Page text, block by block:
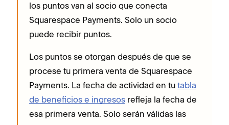
los puntos van al socio que conecta
Squarespace Payments. Solo un socio
puede recibir puntos.
Los puntos se otorgan después de que se
procese tu primera venta de Squarespace
Payments. La fecha de actividad en tu tabla
de beneficios e ingresos refleja la fecha de
esa primera venta. Solo serán válidas las